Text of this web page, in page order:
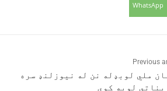
WhatsApp
Previous
ملي لوبډله نن له نیوزلنډ سره
لوبه کوي